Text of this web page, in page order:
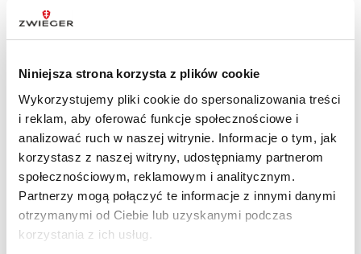
Niniejsza strona korzysta z plików cookie
Wykorzystujemy pliki cookie do spersonalizowania treści
i reklam, aby oferować funkcje społecznościowe i
analizować ruch w naszej witrynie. Informacje o tym, jak
korzystasz z naszej witryny, udostępniamy partnerom
społecznościowym, reklamowym i analitycznym.
Partnerzy mogą połączyć te informacje z innymi danymi
otrzymanymi od Ciebie lub uzyskanymi podczas
korzystania z ich usług.
Blok z zestawem 5 noży Decco + ostrzałka
BLOG TWORZONY Z PASJI DO
GOTOWANIA